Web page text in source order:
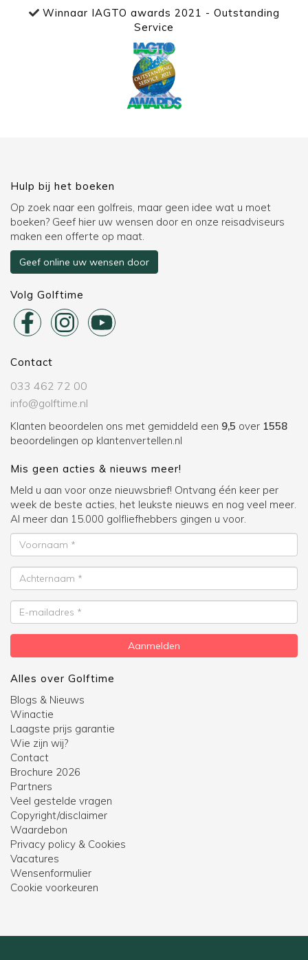
Winnaar IAGTO awards 2021 - Outstanding
Service
Hulp bij het boeken
Op zoek naar een golfreis, maar geen idee wat u moet
boeken? Geef hier uw wensen door en onze reisadviseurs
maken een offerte op maat.
Geef online uw wensen door
Volg Golftime
Contact
033 462 72 00
info@golftime.nl
Klanten beoordelen ons met gemiddeld een 9,5 over 1558
beoordelingen op klantenvertellen.nl
Mis geen acties & nieuws meer!
Meld u aan voor onze nieuwsbrief! Ontvang één keer per
week de beste acties, het leukste nieuws en nog veel meer.
Al meer dan 15.000 golfliefhebbers gingen u voor.
Voornaam
Achternaam
E-
mailadres
Aanmelden
Alles over Golftime
Blogs & Nieuws
Winactie
Laagste prijs garantie
Wie zijn wij?
Contact
Brochure 2026
Partners
Veel gestelde vragen
Copyright/disclaimer
Waardebon
Privacy policy & Cookies
Vacatures
Wensenformulier
Cookie voorkeuren